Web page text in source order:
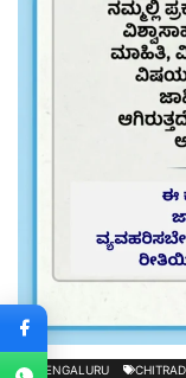
BENGALURU